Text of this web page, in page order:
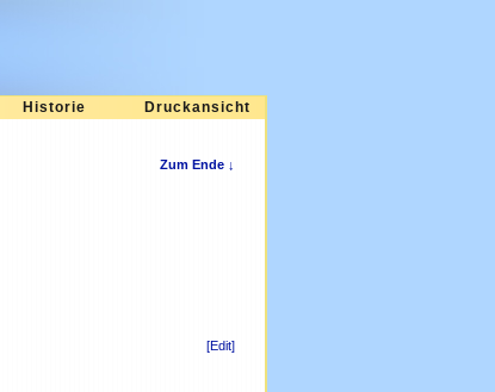
Historie Druckansicht
Zum Ende ↓
[Edit]